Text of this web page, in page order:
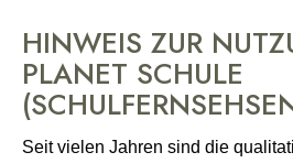
HINWEIS ZUR
PLANET SCHULE
Seit vielen Jahren sind die